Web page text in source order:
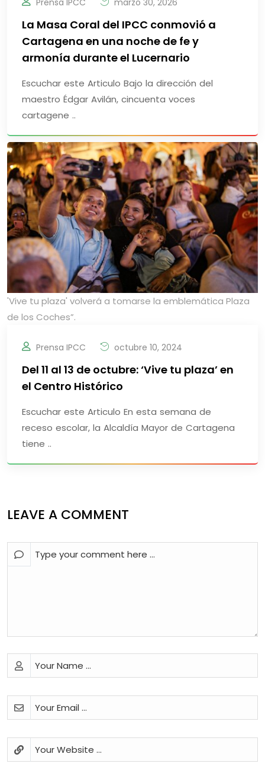
Prensa IPCC marzo 30, 2026
La Masa Coral del IPCC conmovió a
Cartagena en una noche de fe y
armonía durante el Lucernario
Escuchar este Articulo Bajo la dirección del
maestro Édgar Avilán, cincuenta voces
cartagene ..
'Vive tu plaza' volverá a tomarse la emblemática Plaza
de los Coches”.
Prensa IPCC octubre 10, 2024
Del 11 al 13 de octubre: ‘Vive tu plaza’ en
el Centro Histórico
Escuchar este Articulo En esta semana de
receso escolar, la Alcaldía Mayor de Cartagena
tiene ..
LEAVE A COMMENT